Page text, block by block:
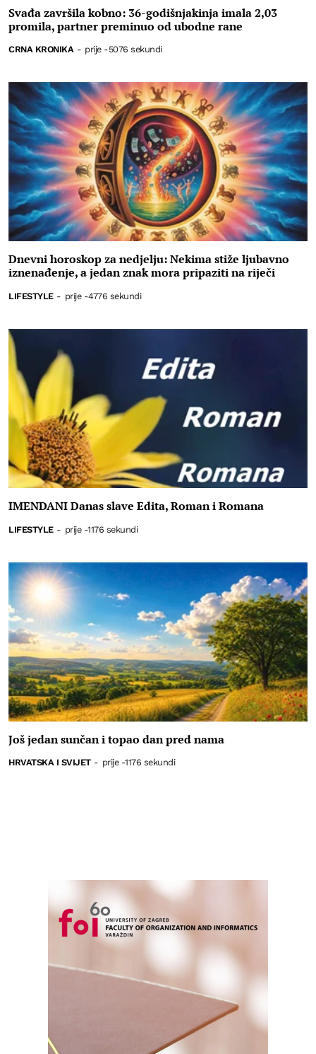
Svađa završila kobno: 36-godišnjakinja imala 2,03
promila, partner preminuo od ubodne rane
CRNA KRONIKA - prije -5076 sekundi
Dnevni horoskop za nedjelju: Nekima stiže ljubavno
iznenađenje, a jedan znak mora pripaziti na riječi
LIFESTYLE - prije -4776 sekundi
IMENDANI Danas slave Edita, Roman i Romana
LIFESTYLE - prije -1176 sekundi
Još jedan sunčan i topao dan pred nama
HRVATSKA I SVIJET - prije -1176 sekundi